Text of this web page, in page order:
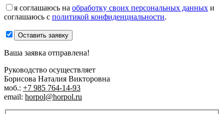
я соглашаюсь на обработку своих персональных данных и
соглашаюсь с политикой конфиденциальности.
Оставить заявку
Ваша заявка отправлена!
Руководство осуществляет
Борисова Наталия Викторовна
моб.: +7 985 764-14-93
email: horpol@horpol.ru